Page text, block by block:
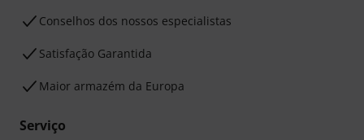
Conselhos dos nossos especialistas
Satisfação Garantida
Maior armazém da Europa
Serviço